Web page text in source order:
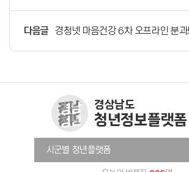
다음글 경청넷 마음건강 6차 오프라인 분과
경상남도
청년정보플랫폼
창원청년정보플랫폼
진주시청년온라인플랫폼
시군별 청년플랫폼